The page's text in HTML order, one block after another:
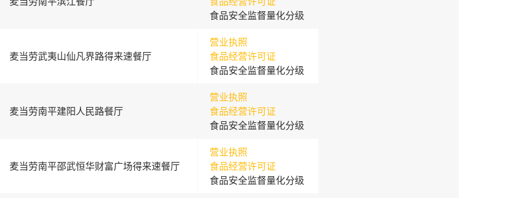
食品安全监督量化分级
麦当劳武夷山仙凡界路得来速餐厅
营业执照
食品经营许可证
食品安全监督量化分级
麦当劳南平建阳人民路餐厅
营业执照
食品经营许可证
食品安全监督量化分级
麦当劳南平邵武恒华财富广场得来速餐厅
营业执照
食品经营许可证
食品安全监督量化分级